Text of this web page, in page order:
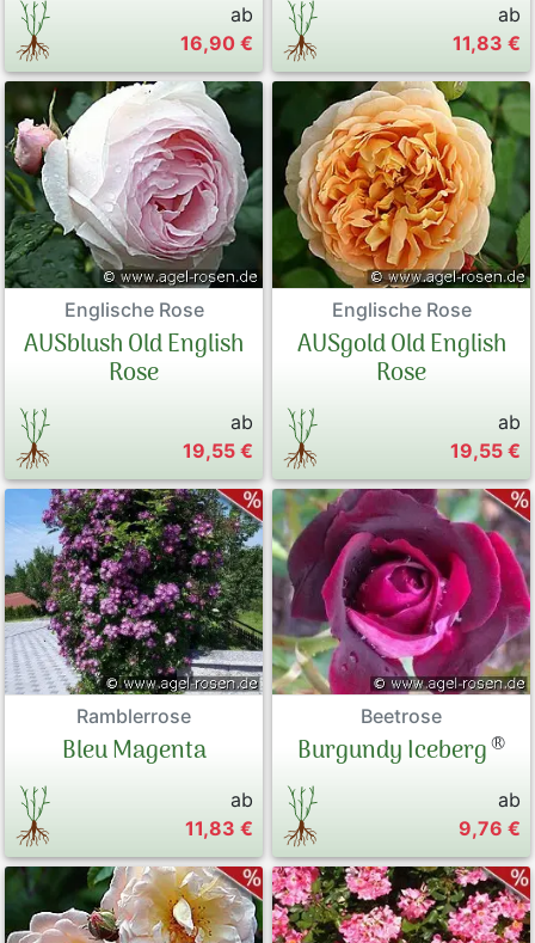
ab
16,90 €
ab
11,83 €
Englische Rose
AUSblush Old English
Rose
ab
19,55 €
Englische Rose
AUSgold Old English
Rose
ab
19,55 €
Ramblerrose
Bleu Magenta
ab
11,83 €
Beetrose
Burgundy Iceberg®
ab
9,76 €
Sitemap